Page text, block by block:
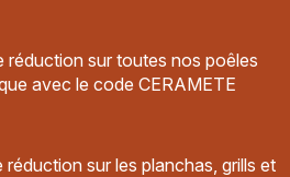
sur toutes nos poêles
avec le code CERAMETE
sur les planchas, grills et